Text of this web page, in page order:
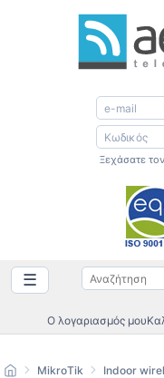
Ξεχάσατε
☰
Ο λογαριασμός μου
MikroTik Indoor